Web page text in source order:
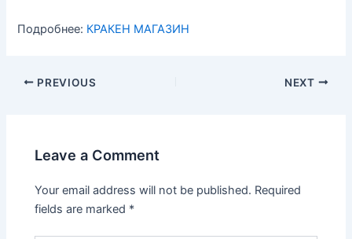
Подробнее: КРАКЕН МАГАЗИН
PREVIOUS NEXT
Leave a Comment
Your email address will not be published. Required
fields are marked *